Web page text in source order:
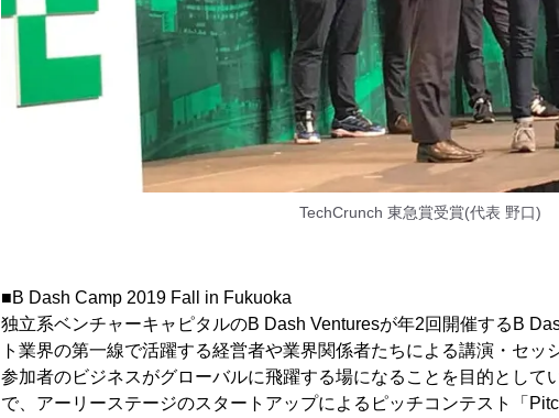
TechCrunch 東急賞受賞(代表 野口)
■B Dash Camp 2019 Fall in Fukuoka
独立系ベンチャーキャピタルのB Dash Venturesが年2回開催するB
ト業界の第一線で活躍する経営者や業界関係者たちによる講演・セッ
参加者のビジネスがグローバルに飛躍する場になることを目的として
で、アーリーステージのスタートアップによるピッチコンテスト「